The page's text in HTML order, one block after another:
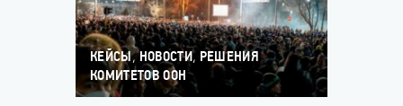
КЕЙСЫ,НОВОСТИ, РЕШЕНИЯ
КОМИТЕТОВ ООН